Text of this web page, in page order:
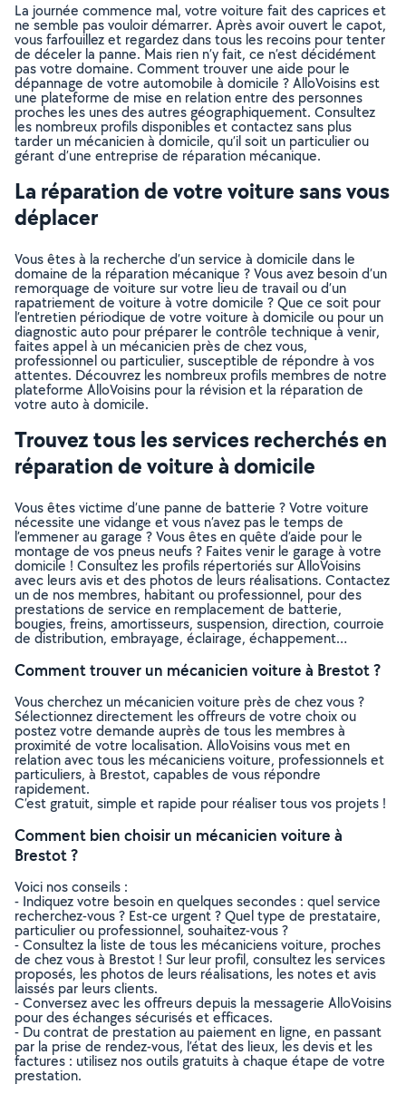
La journée commence mal, votre voiture fait des caprices et
ne semble pas vouloir démarrer. Après avoir ouvert le capot,
vous farfouillez et regardez dans tous les recoins pour tenter
de déceler la panne. Mais rien n’y fait, ce n’est décidément
pas votre domaine. Comment trouver une aide pour le
dépannage de votre automobile à domicile ? AlloVoisins est
une plateforme de mise en relation entre des personnes
proches les unes des autres géographiquement. Consultez
les nombreux profils disponibles et contactez sans plus
tarder un mécanicien à domicile, qu’il soit un particulier ou
gérant d’une entreprise de réparation mécanique.
La réparation de votre voiture sans vous
déplacer
Vous êtes à la recherche d’un service à domicile dans le
domaine de la réparation mécanique ? Vous avez besoin d’un
remorquage de voiture sur votre lieu de travail ou d’un
rapatriement de voiture à votre domicile ? Que ce soit pour
l’entretien périodique de votre voiture à domicile ou pour un
diagnostic auto pour préparer le contrôle technique à venir,
faites appel à un mécanicien près de chez vous,
professionnel ou particulier, susceptible de répondre à vos
attentes. Découvrez les nombreux profils membres de notre
plateforme AlloVoisins pour la révision et la réparation de
votre auto à domicile.
Trouvez tous les services recherchés en
réparation de voiture à domicile
Vous êtes victime d’une panne de batterie ? Votre voiture
nécessite une vidange et vous n’avez pas le temps de
l’emmener au garage ? Vous êtes en quête d’aide pour le
montage de vos pneus neufs ? Faites venir le garage à votre
domicile ! Consultez les profils répertoriés sur AlloVoisins
avec leurs avis et des photos de leurs réalisations. Contactez
un de nos membres, habitant ou professionnel, pour des
prestations de service en remplacement de batterie,
bougies, freins, amortisseurs, suspension, direction, courroie
de distribution, embrayage, éclairage, échappement…
Comment trouver un mécanicien voiture à Brestot ?
Vous cherchez un mécanicien voiture près de chez vous ?
Sélectionnez directement les offreurs de votre choix ou
postez votre demande auprès de tous les membres à
proximité de votre localisation. AlloVoisins vous met en
relation avec tous les mécaniciens voiture, professionnels et
particuliers, à Brestot, capables de vous répondre
rapidement.
C’est gratuit, simple et rapide pour réaliser tous vos projets !
Comment bien choisir un mécanicien voiture à
Brestot ?
Voici nos conseils :
- Indiquez votre besoin en quelques secondes : quel service
recherchez-vous ? Est-ce urgent ? Quel type de prestataire,
particulier ou professionnel, souhaitez-vous ?
- Consultez la liste de tous les mécaniciens voiture, proches
de chez vous à Brestot ! Sur leur profil, consultez les services
proposés, les photos de leurs réalisations, les notes et avis
laissés par leurs clients.
- Conversez avec les offreurs depuis la messagerie AlloVoisins
pour des échanges sécurisés et efficaces.
- Du contrat de prestation au paiement en ligne, en passant
par la prise de rendez-vous, l’état des lieux, les devis et les
factures : utilisez nos outils gratuits à chaque étape de votre
prestation.